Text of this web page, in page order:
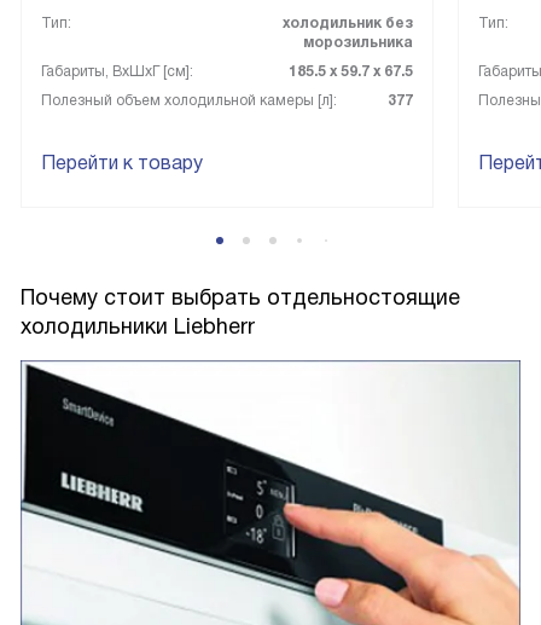
ее немного более стильной.
Тип:
холодильник без
морозильника
Габариты, ВxШxГ [см]:
185.5 х 59.7 х 67.5
Полезный объем холодильной камеры [л]:
377
Перейти к товару
Тип:
Почему стоит выбрать отдельностоящие
холодильники Liebherr